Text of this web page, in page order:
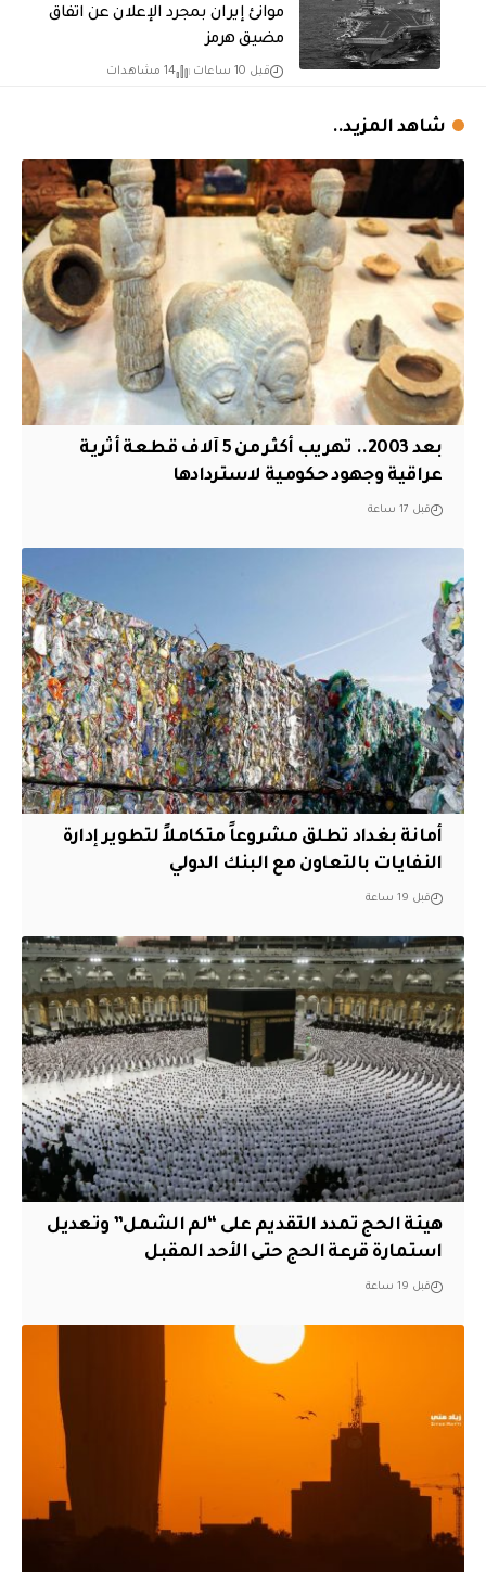
موانئ إيران بمجرد الإعلان عن اتفاق
مضيق هرمز
قبل 10 ساعات 14 مشاهدات
شاهد المزيد..
بعد 2003.. تهريب أكثر من 5 آلاف قطعة أثرية
عراقية وجهود حكومية لاستردادها
قبل 17 ساعة
أمانة بغداد تطلق مشروعاً متكاملاً لتطوير إدارة
النفايات بالتعاون مع البنك الدولي
قبل 19 ساعة
هيئة الحج تمدد التقديم على “لم الشمل” وتعديل
استمارة قرعة الحج حتى الأحد المقبل
قبل 19 ساعة